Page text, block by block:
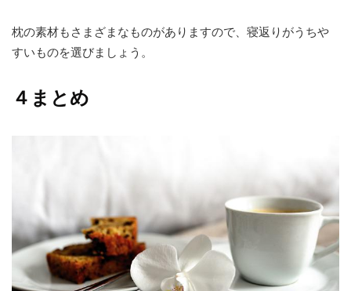
枕の素材もさまざまなものがありますので、寝返りがうちや
すいものを選びましょう。
４まとめ